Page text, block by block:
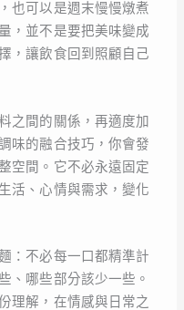
也可以是週末慢慢燉煮
，並不是要把美味變成
，讓飲食回到照顧自己
之間的關係，再適度加
味的融合技巧，你會發
空間。它不必永遠固定
活、心情與需求，變化
：不必每一口都精準計
、哪些部分該少一些。
理解，在情感與日常之